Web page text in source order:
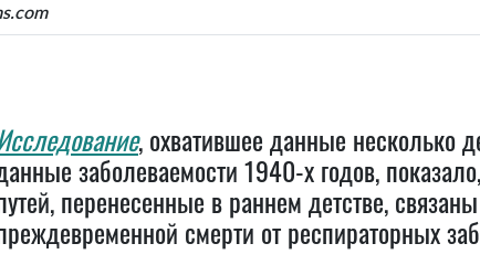
, охватившее данные несколько
заболеваемости 1940-х годов,
перенесенные в раннем детстве,
смерти от респираторных